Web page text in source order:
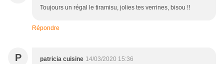
Toujours un régal le tiramisu, jolies tes verrines, bisou !!
Répondre
P patricia cuisine 14/03/2020 15:36